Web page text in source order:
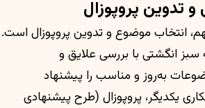
تدوین پروپوزال
انتخاب موضوع و تدوین پروپوزال است.
انگشتی با بررسی علایق و
به‌روز و مناسب را پیشنهاد
یکدیگر، پروپوزال (طرح پیشنهادی